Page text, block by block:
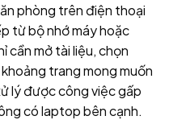
phòng trên điện thoại
từ bộ nhớ máy hoặc
cần mở tài liệu, chọn
trang mong muốn
lý được công việc gấp
có laptop bên cạnh.